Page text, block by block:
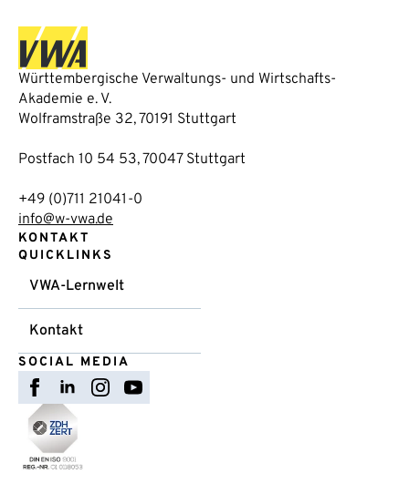
Württembergische Verwaltungs- und Wirtschafts-
Akademie e. V.
Wolframstraße 32, 70191 Stuttgart
Postfach 10 54 53, 70047 Stuttgart
+49 (0)711 21041-0
info@w-vwa.de
KONTAKT
QUICKLINKS
VWA-Lernwelt
Kontakt
SOCIAL MEDIA